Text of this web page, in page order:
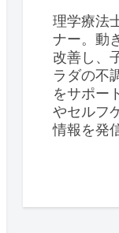
理学療法
ナー。動
改善し、
ラダの不
をサポー
やセルフ
情報を発